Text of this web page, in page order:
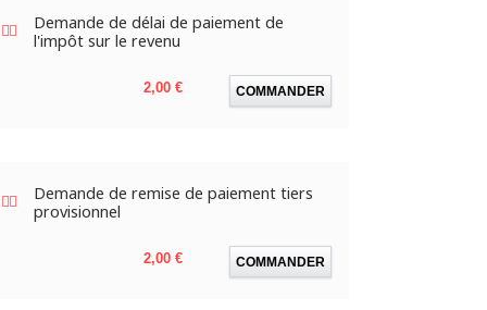
Demande de délai de paiement de
l'impôt sur le revenu
Prix
2,00 € COMMANDER
Demande de remise de paiement tiers
provisionnel
Prix
2,00 € COMMANDER